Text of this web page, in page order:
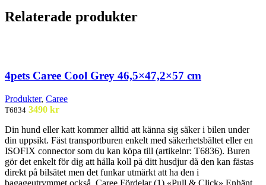
Relaterade produkter
4pets Caree Cool Grey 46,5×47,2×57 cm
Produkter, Caree
T6834 3490 kr
Din hund eller katt kommer alltid att känna sig säker i bilen under
din uppsikt. Fäst transportburen enkelt med säkerhetsbältet eller en
ISOFIX connector som du kan köpa till (artikelnr: T6836). Buren
gör det enkelt för dig att hålla koll på ditt husdjur då den kan fästas
direkt på bilsätet men det funkar utmärkt att ha den i
bagageutrymmet också. Caree Fördelar (1) «Pull & Click» Enhänt